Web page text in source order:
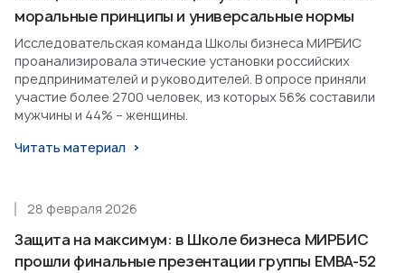
моральные принципы и универсальные нормы
Исследовательская команда Школы бизнеса МИРБИС
проанализировала этические установки российских
предпринимателей и руководителей. В опросе приняли
участие более 2700 человек, из которых 56% составили
мужчины и 44% – женщины.
Читать материал
Защита на максимум: в Школе бизнеса МИРБИС
прошли финальные презентации группы EMBA-52
28 февраля 2026